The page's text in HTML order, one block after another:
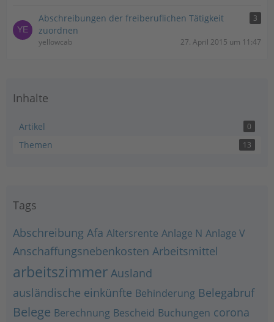
Abschreibungen der freiberuflichen Tätigkeit
zuordnen
3
yellowcab 27. April 2015 um 11:47
Inhalte
Artikel 0
Themen 13
Tags
Abschreibung Afa Altersrente Anlage N Anlage V
Anschaffungsnebenkosten Arbeitsmittel
arbeitszimmer Ausland
ausländische einkünfte Behinderung Belegabruf
Belege Berechnung Bescheid Buchungen corona